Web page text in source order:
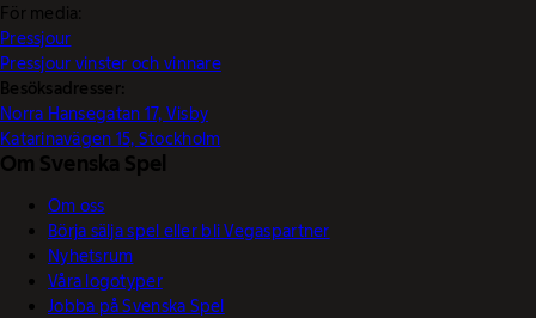
För media:
Pressjour
Pressjour vinster och vinnare
Besöksadresser:
Norra Hansegatan 17, Visby
Katarinavägen 15, Stockholm
Om Svenska Spel
Om oss
Börja sälja spel eller bli Vegaspartner
Nyhetsrum
Våra logotyper
Jobba på Svenska Spel